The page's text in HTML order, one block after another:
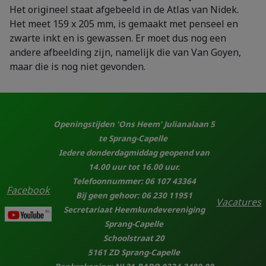
Het origineel staat afgebeeld in de Atlas van Nidek.
Het meet 159 x 205 mm, is gemaakt met penseel en
zwarte inkt en is gewassen. Er moet dus nog een
andere afbeelding zijn, namelijk die van Van Goyen,
maar die is nog niet gevonden.
Facebook
Openingstijden 'Ons Heem' Julianalaan 5
te Sprang-Capelle
Iedere donderdagmiddag geopend van
14.00 uur tot 16.00 uur.
Telefoonnummer: 06 107 43364
Bij geen gehoor: 06 230 11951
Secretariaat Heemkundevereniging
Sprang-Capelle
Schoolstraat 20
5161 ZD Sprang-Capelle
Vacatures